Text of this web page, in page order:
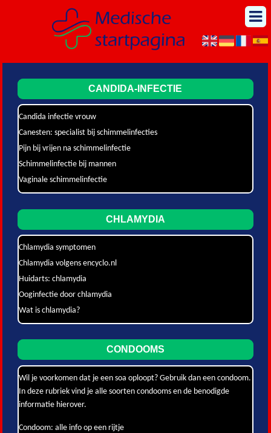
CANDIDA-INFECTIE
Candida infectie vrouw
Canesten: specialist bij schimmelinfecties
Pijn bij vrijen na schimmelinfectie
Schimmelinfectie bij mannen
Vaginale schimmelinfectie
CHLAMYDIA
Chlamydia symptomen
Chlamydia volgens encyclo.nl
Huidarts: chlamydia
Ooginfectie door chlamydia
Wat is chlamydia?
CONDOOMS
Wil je voorkomen dat je een soa oploopt? Gebruik dan een condoom.
In deze rubriek vind je alle soorten condooms en de benodigde
informatie hierover.
Condoom: alle info op een rijtje